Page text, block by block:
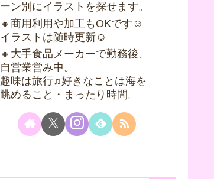
ーン別にイラストを探せます。
🔸商用利用や加工もOKです☺
イラストは随時更新☺
🔸大手食品メーカーで勤務後、
自営業営み中。
趣味は旅行♫好きなことは海を
眺めること・まったり時間。